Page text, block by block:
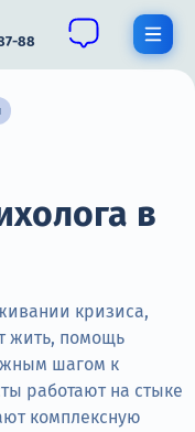
88
в
кризиса,
жить, помощь
шагом к
работают на стыке
комплексную